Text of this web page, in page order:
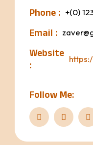
Phone : +(0)
Email :
Website
:
Follow Me: